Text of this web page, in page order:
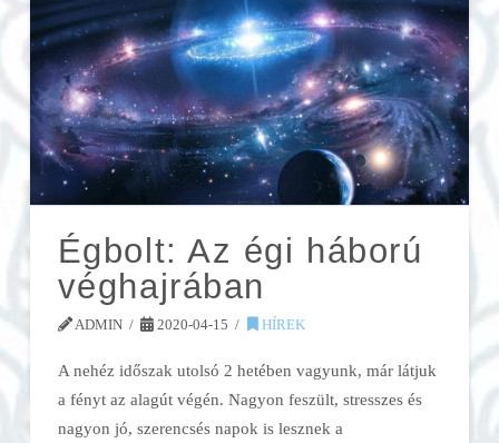
Égbolt: Az égi háború
véghajrában
ADMIN 2020-04-15 HÍREK
A nehéz időszak utolsó 2 hetében vagyunk, már látjuk
a fényt az alagút végén. Nagyon feszült, stresszes és
nagyon jó, szerencsés napok is lesznek a